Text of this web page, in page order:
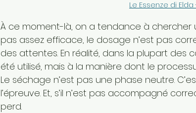
Le Essenze di
À ce moment-là, on a tendance à chercher
pas assez efficace, le dosage n’est pas
des attentes. En réalité, dans la plupart des
été utilisé, mais à la manière dont le
Le séchage n’est pas une phase neutre.
l’épreuve. Et, s’il n’est pas accompagné
perd.